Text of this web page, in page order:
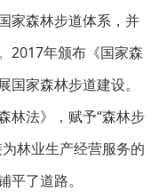
家森林步道体系，并
2017年颁布《国家森
家森林步道建设。
林法》，赋予“森林步
林业生产经营服务的
了道路。